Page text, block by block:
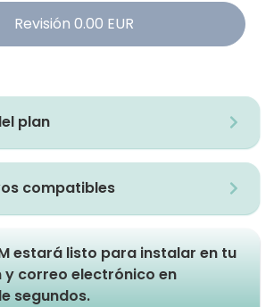
Revisión 0.00 EUR
plan
compatibles
estará listo para instalar en tu
correo electrónico en
segundos.